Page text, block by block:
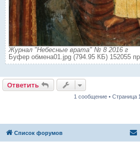
Журнал "Небесные врата" № 8 2016 г
Буфер обмена01.jpg (794.95 КБ) 152055
Ответить
1 сообщение • Страница
Список форумов